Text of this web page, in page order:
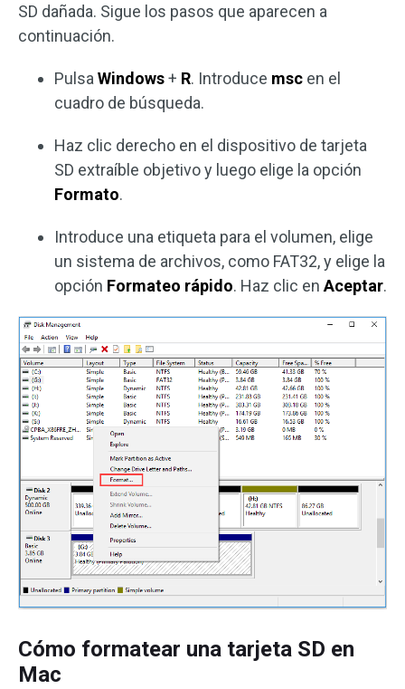
SD dañada. Sigue los pasos que aparecen a
continuación.
Pulsa Windows+ R. Introduce msc en el
cuadro de búsqueda.
Haz clic derecho en el dispositivo de tarjeta
SD extraíble objetivo y luego elige la opción
Formato.
Introduce una etiqueta para el volumen, elige
un sistema de archivos, como FAT32, y elige la
opción Formateo rápido. Haz clic en Aceptar.
Cómo formatear una tarjeta SD en
Mac